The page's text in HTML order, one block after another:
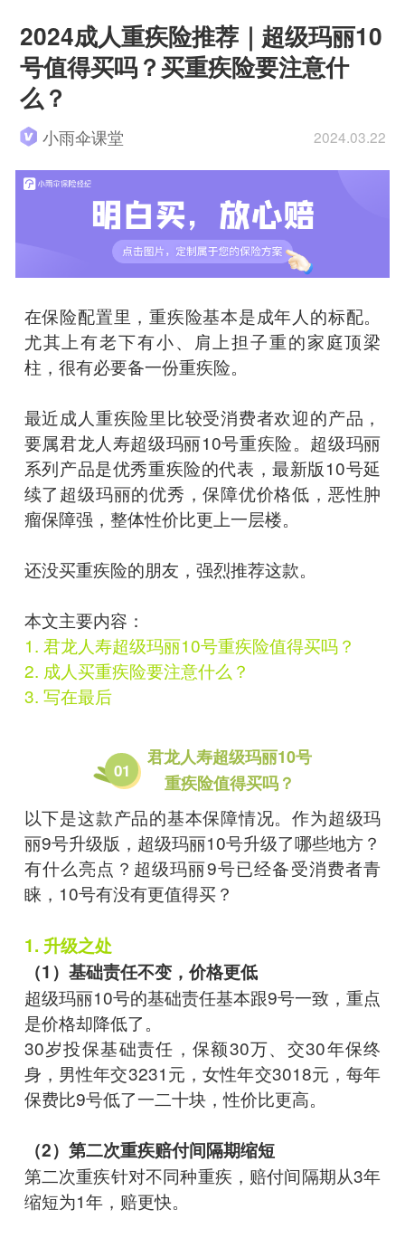
2024成人重疾险推荐｜超级玛丽10
号值得买吗？买重疾险要注意什
么？
小雨伞课堂 2024.03.22
在保险配置里，重疾险基本是成年人的标配。
尤其上有老下有小、肩上担子重的家庭顶梁
柱，很有必要备一份重疾险。
最近成人重疾险里比较受消费者欢迎的产品，
要属君龙人寿超级玛丽10号重疾险。超级玛丽
系列产品是优秀重疾险的代表，最新版10号延
续了超级玛丽的优秀，保障优价格低，恶性肿
瘤保障强，整体性价比更上一层楼。
还没买重疾险的朋友，强烈推荐这款。
本文主要内容：
1. 君龙人寿超级玛丽10号重疾险值得买吗？
2. 成人买重疾险要注意什么？
3. 写在最后
01
君龙人寿超级玛丽10号
重疾险值得买吗？
以下是这款产品的基本保障情况。作为超级玛
丽9号升级版，超级玛丽10号升级了哪些地方？
有什么亮点？超级玛丽9号已经备受消费者青
睐，10号有没有更值得买？
1. 升级之处
（1）基础责任不变，价格更低
超级玛丽10号的基础责任基本跟9号一致，重点
是价格却降低了。
30岁投保基础责任，保额30万、交30年保终
身，男性年交3231元，女性年交3018元，每年
保费比9号低了一二十块，性价比更高。
（2）第二次重疾赔付间隔期缩短
第二次重疾针对不同种重疾，赔付间隔期从3年
缩短为1年，赔更快。